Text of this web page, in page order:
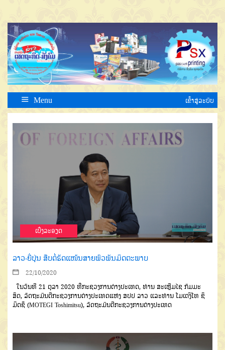
Menu ເຂົ້າສູ່ລະບົບ
ເບີ່ງລະອຽດ
ລາວ-ຍີ່ປຸ່ນ ສືບຕໍ່ຮັດແໜ້ນສາຍພົວພັນມິດຕະພາບ
22/10/2020
ໃນວັນທີ 21 ຕຸລາ 2020 ທີ່ກະຊວງການຕ່າງປະເທດ, ທ່ານ ສະເຫຼີມໄຊ ກົມມະ
ສິດ, ລັດຖະມົນຕີກະຊວງການຕ່າງປະເທດແຫ່ງ ສປປ ລາວ ແລະທ່ານ ໂມເຕງິໂທ ຊິ
ມິດຊຶ (MOTEGI Toshimitsu), ລັດຖະມົນຕີກະຊວງການຕ່າງປະເທດ